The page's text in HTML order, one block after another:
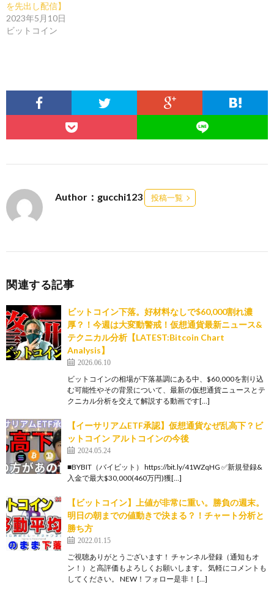
を先出し配信】
2023年5月10日
ビットコイン
Author：gucchi123 投稿一覧
関連する記事
ビットコイン下落。好材料なしで$60,000割れ濃
厚？！今週は大変動警戒！仮想通貨最新ニュース&
テクニカル分析【LATEST:Bitcoin Chart
Analysis】
2026.06.10
ビットコインの相場が下落基調にある中、$60,000を割り込
む可能性やその背景について、最新の仮想通貨ニュースとテ
クニカル分析を交えて解説する動画です[…]
【イーサリアムETF承認】仮想通貨なぜ乱高下？ビ
ットコイン アルトコインの今後
2024.05.24
■BYBIT（バイビット） https://bit.ly/41WZqHG ✅新規登録&
入金で最大$30,000(460万円)獲[…]
【ビットコイン】上値が非常に重い。勝負の週末。
明日の朝までの値動きで決まる？！チャート分析と
勝ち方
2022.01.15
ご視聴ありがとうございます！ チャンネル登録（通知もオ
ン！）と高評価もよろしくお願いします。 気軽にコメントも
してください。 NEW！フォロー是非！ […]